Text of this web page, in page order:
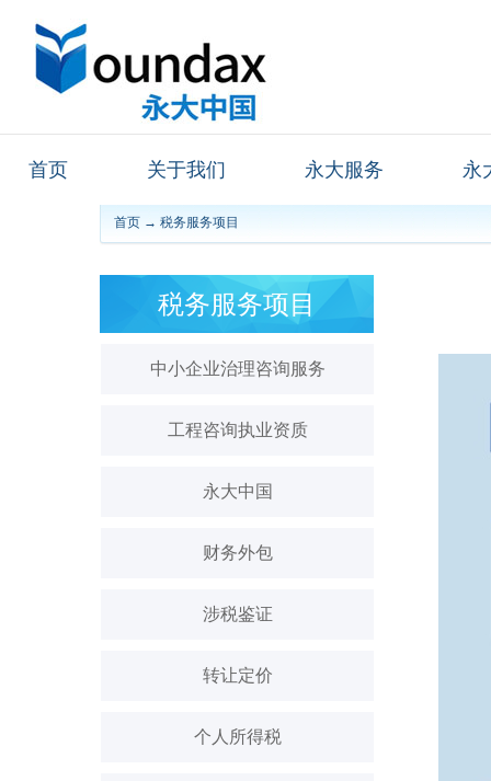
首页 关于我们 永大服务 永
首页 → 税务服务项目
税务服务项目
中小企业治理咨询服务
工程咨询执业资质
永大中国
财务外包
涉税鉴证
转让定价
个人所得税